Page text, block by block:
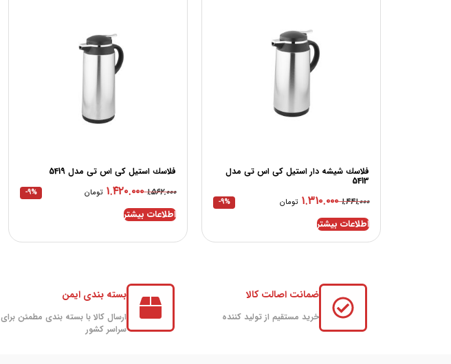
فلاسك شيشه دار استيل کی اس تی مدل
5413
۱.۴۴۱.۰۰۰ ۱.۳۱۰.۰۰۰ تومان -9%
اطلاعات بیشتر
فلاسك استيل کی اس تی مدل 5419
۱.۵۶۲.۰۰۰ ۱.۴۲۰.۰۰۰ تومان -9%
اطلاعات بیشتر
ضمانت اصالت کالا
خرید مستقیم از تولید کننده
بسته بندی ایمن
ارسال کالا با بسته بندی مطمئن برای
سراسر کشور